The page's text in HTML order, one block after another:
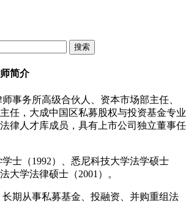
简介
事务所高级合伙人、资本市场部主任、
任，大成中国区私募股权与投资基金专业
律人才库成员，具有上市公司独立董事任
士（1992）、悉尼科技大学法学硕士
大学法律硕士（2001）。
期从事私募基金、投融资、并购重组法